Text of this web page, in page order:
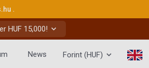
.
HUF 15,000!
News Forint (HUF)